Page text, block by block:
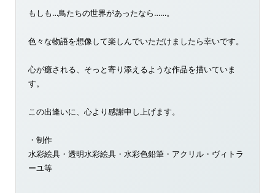
もしも…鳥たちの世界があったなら……。
色々な物語を想像して楽しんでいただけましたら幸いです。
心が癒される、そっと寄り添えるような作品を描いていま
す。
この出逢いに、心より感謝申し上げます。
・制作
水彩絵具・透明水彩絵具・水彩色鉛筆・アクリル・ヴィトラ
ーユ等